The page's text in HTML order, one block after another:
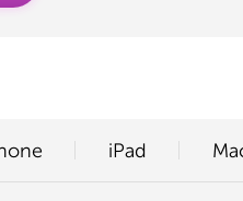
iPad